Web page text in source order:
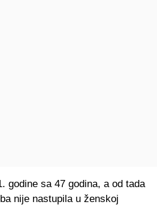
godine sa 47 godina, a od tada
nije nastupila u ženskoj